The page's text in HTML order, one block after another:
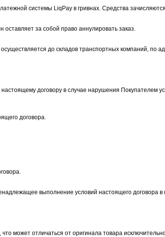
системы LiqPay в гривнах. Средства
за собой право аннулировать заказ.
до складов транспортных компаний, по
договору в случае нарушения Покупателем
договора.
выполнение условий настоящего договора
может отличаться от оригинала товара